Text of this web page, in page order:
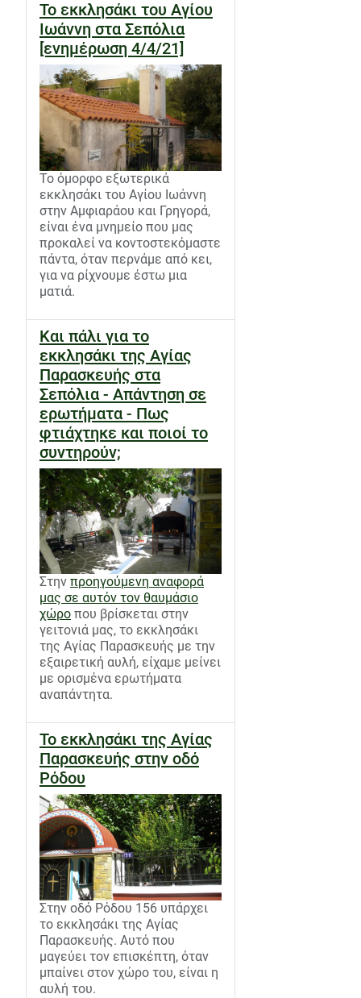
Το εκκλησάκι του Αγίου
Ιωάννη στα Σεπόλια
[ενημέρωση 4/4/21]
Το όμορφο εξωτερικά
εκκλησάκι του Αγίου Ιωάννη
στην Αμφιαράου και Γρηγορά,
είναι ένα μνημείο που μας
προκαλεί να κοντοστεκόμαστε
πάντα, όταν περνάμε από κει,
για να ρίχνουμε έστω μια
ματιά.
Και πάλι για το
εκκλησάκι της Αγίας
Παρασκευής στα
Σεπόλια - Απάντηση σε
ερωτήματα - Πως
φτιάχτηκε και ποιοί το
συντηρούν;
Στην προηγούμενη αναφορά
μας σε αυτόν τον θαυμάσιο
χώρο που βρίσκεται στην
γειτονιά μας, το εκκλησάκι
της Αγίας Παρασκευής με την
εξαιρετική αυλή, είχαμε μείνει
με ορισμένα ερωτήματα
αναπάντητα.
Το εκκλησάκι της Αγίας
Παρασκευής στην οδό
Ρόδου
Στην οδό Ρόδου 156 υπάρχει
το εκκλησάκι της Αγίας
Παρασκευής. Αυτό που
μαγεύει τον επισκέπτη, όταν
μπαίνει στον χώρο του, είναι η
αυλή του.